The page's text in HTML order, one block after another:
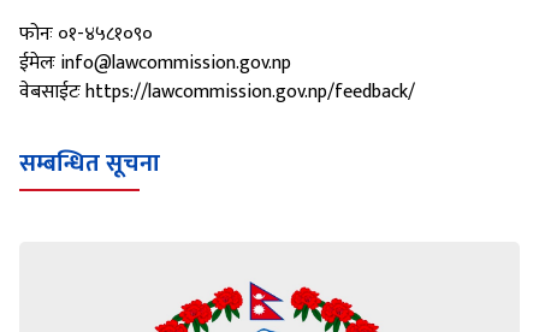
फोनः ०१-४५८१०९०
ईमेलः info@lawcommission.gov.np
वेबसाईटः https://lawcommission.gov.np/feedback/
सम्बन्धित सूचना